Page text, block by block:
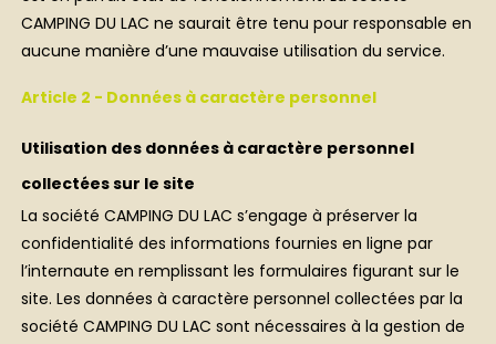
CAMPING DU LAC ne saurait être tenu pour responsable en
aucune manière d’une mauvaise utilisation du service.
Article 2 - Données à caractère personnel
Utilisation des données à caractère personnel
collectées sur le site
La société CAMPING DU LAC s’engage à préserver la
confidentialité des informations fournies en ligne par
l’internaute en remplissant les formulaires figurant sur le
site. Les données à caractère personnel collectées par la
société CAMPING DU LAC sont nécessaires à la gestion de